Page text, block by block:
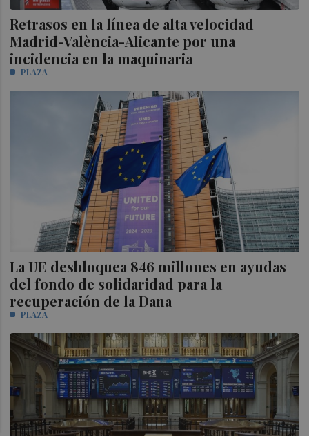
Retrasos en la línea de alta velocidad
Madrid-València-Alicante por una
incidencia en la maquinaria
PLAZA
La UE desbloquea 846 millones en ayudas
del fondo de solidaridad para la
recuperación de la Dana
PLAZA